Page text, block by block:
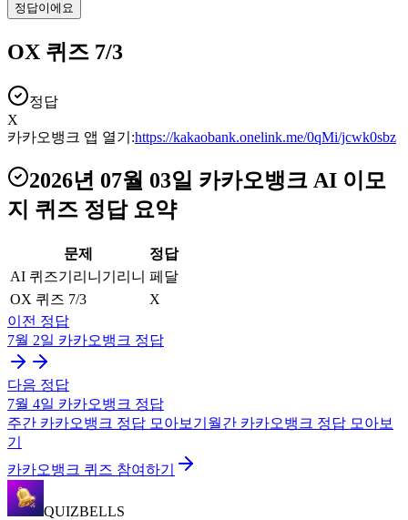
정답이에요
OX 퀴즈 7/3
정답
X
카카오뱅크 앱 열기:https://kakaobank.onelink.me/0qMi/jcwk0sbz
2026년 07월 03일 카카오뱅크 AI 이모
지 퀴즈 정답 요약
문제
정답
AI 퀴즈기리니기리니 페달
OX 퀴즈 7/3
X
이전 정답
7월 2일 카카오뱅크 정답
다음 정답
7월 4일 카카오뱅크 정답
주간 카카오뱅크 정답 모아보기 월간 카카오뱅크 정답 모아보
기
카카오뱅크 퀴즈 참여하기
QUIZBELLS